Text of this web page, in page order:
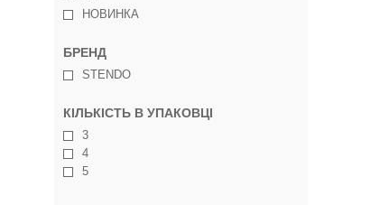
НОВИНКА
БРЕНД
STENDO
КІЛЬКІСТЬ В УПАКОВЦІ
3
4
5